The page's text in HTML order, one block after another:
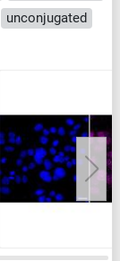
unconjugated